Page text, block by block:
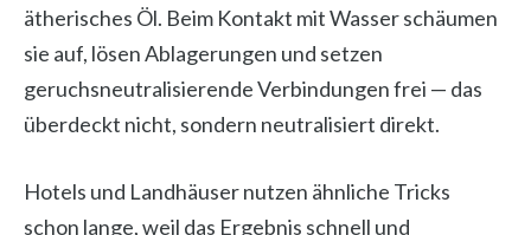
ätherisches Öl. Beim Kontakt mit Wasser schäumen
sie auf, lösen Ablagerungen und setzen
geruchsneutralisierende Verbindungen frei — das
überdeckt nicht, sondern neutralisiert direkt.
Hotels und Landhäuser nutzen ähnliche Tricks
schon lange, weil das Ergebnis schnell und